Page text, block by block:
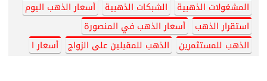
المشغولات الذهبية
الشبكات الذهبية
أسعار الذهب اليوم
استقرار الذهب
أسعار الذهب في المنصورة
الذهب للمستثمرين
الذهب للمقبلين على الزواج أسعار ا